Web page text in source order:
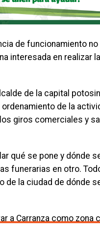
de funcionamiento
interesada en realizar
de la capital
de la
giros comerciales y
qué se pone y dónde
funerarias en otro.
de la ciudad de dónde
a Carranza como zona